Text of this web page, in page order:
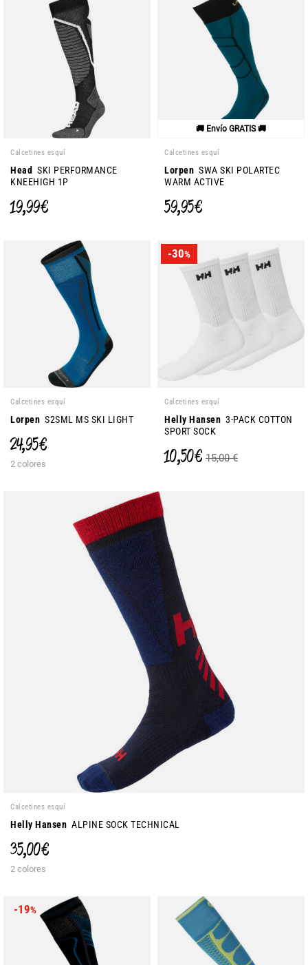
Calcetines esquí
Head SKI PERFORMANCE
KNEEHIGH 1P
19,99 €
🚚 Envío GRATIS 🚚
Calcetines esquí
Lorpen SWA SKI POLARTEC
WARM ACTIVE
59,95 €
Calcetines esquí
Lorpen S2SML MS SKI LIGHT
24,95 €
2 colores
-30%
Calcetines esquí
Helly Hansen 3-PACK COTTON
SPORT SOCK
10,50 € 15,00 €
Calcetines esquí
Helly Hansen ALPINE SOCK TECHNICAL
35,00 €
2 colores
-19%